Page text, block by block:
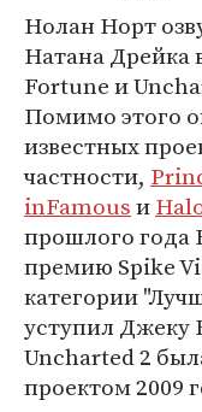
Нолан Норт
Натана Дрейка
Fortune и
Помимо этого
известных
частности,
inFamousи
прошлого года
премию Spike
категории
уступил Джеку
Uncharted 2
проектом 2009